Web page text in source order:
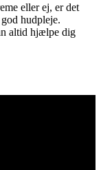
eller ej, er det
hudpleje.
altid hjælpe dig